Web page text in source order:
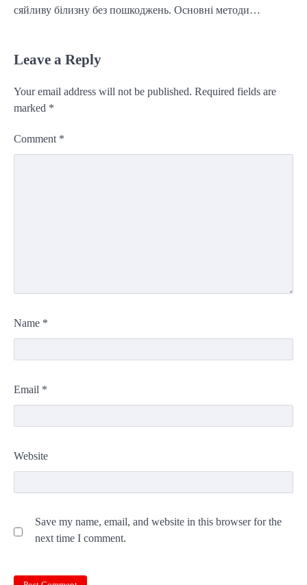
сяйливу білизну без пошкоджень. Основні методи…
Leave a Reply
Your email address will not be published. Required fields are
marked *
Comment *
Name *
Email *
Website
Save my name, email, and website in this browser for the
next time I comment.